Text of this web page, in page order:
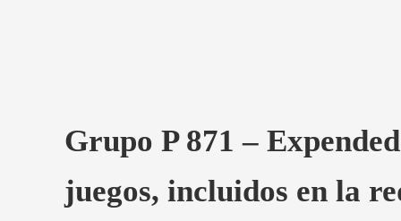
Grupo P 871 –
juegos, incluidos en la